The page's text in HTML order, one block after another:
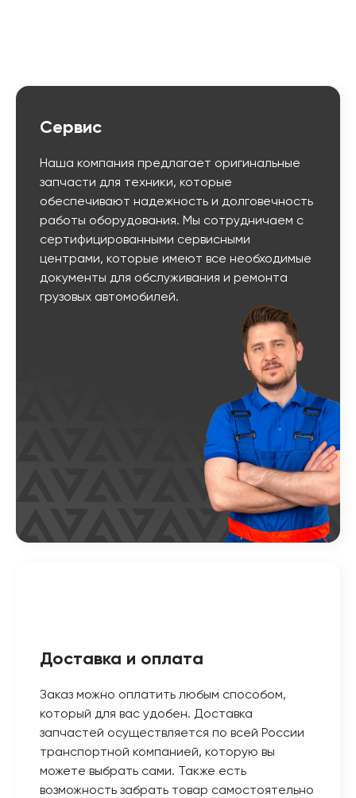
Сервис
Наша компания предлагает оригинальные
запчасти для техники, которые
обеспечивают надежность и долговечность
работы оборудования. Мы сотрудничаем с
сертифицированными сервисными
центрами, которые имеют все необходимые
документы для обслуживания и ремонта
грузовых автомобилей.
Доставка и оплата
Заказ можно оплатить любым способом,
который для вас удобен. Доставка
запчастей осуществляется по всей России
транспортной компанией, которую вы
можете выбрать сами. Также есть
возможность забрать товар самостоятельно